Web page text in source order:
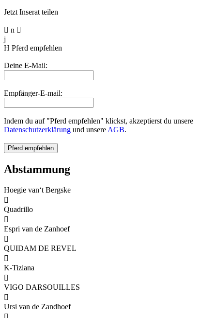
Jetzt Inserat teilen
 n 
j
H Pferd empfehlen
Deine E-Mail:
Empfänger-E-mail:
Indem du auf "Pferd empfehlen" klickst, akzeptierst du unsere
Datenschutzerklärung und unsere AGB.
Abstammung
Hoegie van‘t Bergske

Quadrillo

Espri van de Zanhoef

QUIDAM DE REVEL

K-Tiziana

VIGO DARSOUILLES

Ursi van de Zandhoef